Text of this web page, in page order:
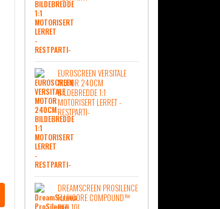
EUROSCREEN VERSITALE
MOTOR 240CM
BILDEBREDDE 1:1
MOTORISERT LERRET -
RESTPARTI-
DREAMSCREEN PROSILENCE
FLUXCORE COMPOUND™